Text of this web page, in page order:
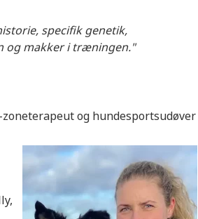
specifik genetik,
og makker i træningen."
og hundesportsudøver